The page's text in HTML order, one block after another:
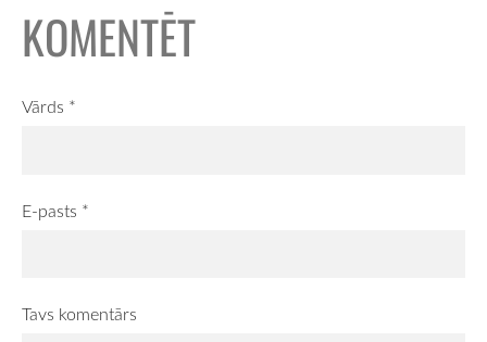
KOMENTĒT
Vārds *
E-pasts *
Tavs komentārs